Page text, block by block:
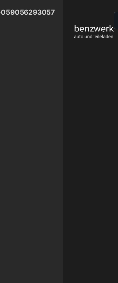
059056293057